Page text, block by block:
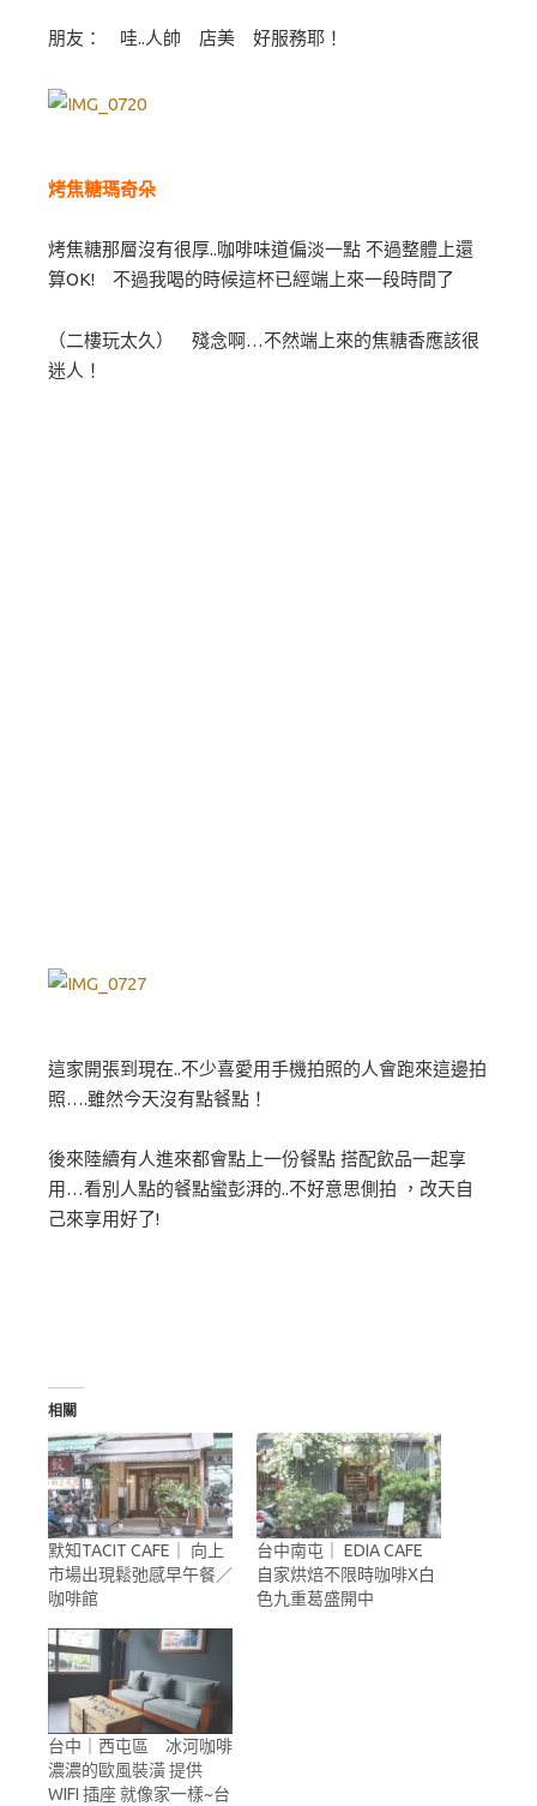
朋友： 哇..人帥 店美 好服務耶！
烤焦糖瑪奇朵
烤焦糖那層沒有很厚..咖啡味道偏淡一點 不過整體上還
算OK! 不過我喝的時候這杯已經端上來一段時間了
（二樓玩太久） 殘念啊…不然端上來的焦糖香應該很
迷人！
這家開張到現在..不少喜愛用手機拍照的人會跑來這邊拍
照….雖然今天沒有點餐點！
後來陸續有人進來都會點上一份餐點 搭配飲品一起享
用…看別人點的餐點蠻彭湃的..不好意思側拍 ，改天自
己來享用好了!
相關
默知TACIT CAFE｜ 向上
市場出現鬆弛感早午餐／
咖啡館
台中南屯｜ EDIA CAFE
自家烘焙不限時咖啡X白
色九重葛盛開中
台中｜西屯區 冰河咖啡
濃濃的歐風裝潢 提供
WIFI 插座 就像家一樣~台